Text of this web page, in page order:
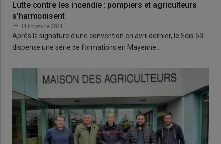
Lutte contre les incendie : pompiers et agriculteurs
s'harmonisent
14 novembre 2024
Après la signature d’une convention en avril dernier, le Sdis 53
dispense une série de formations en Mayenne…